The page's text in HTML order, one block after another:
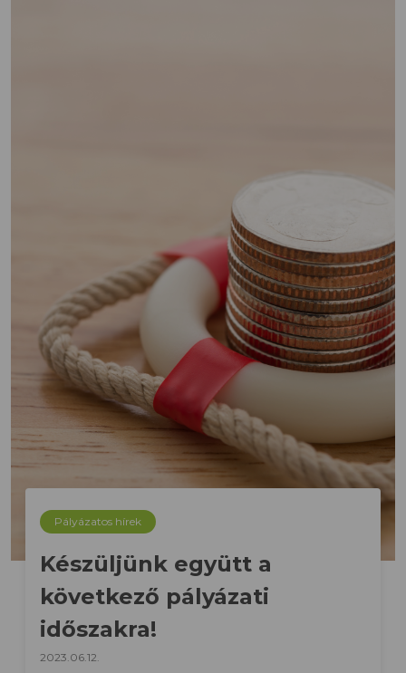
Pályázatos hírek
Készüljünk együtt a
következő pályázati
időszakra!
2023.06.12.